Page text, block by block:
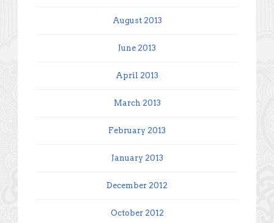
August 2013
June 2013
April 2013
March 2013
February 2013
January 2013
December 2012
October 2012